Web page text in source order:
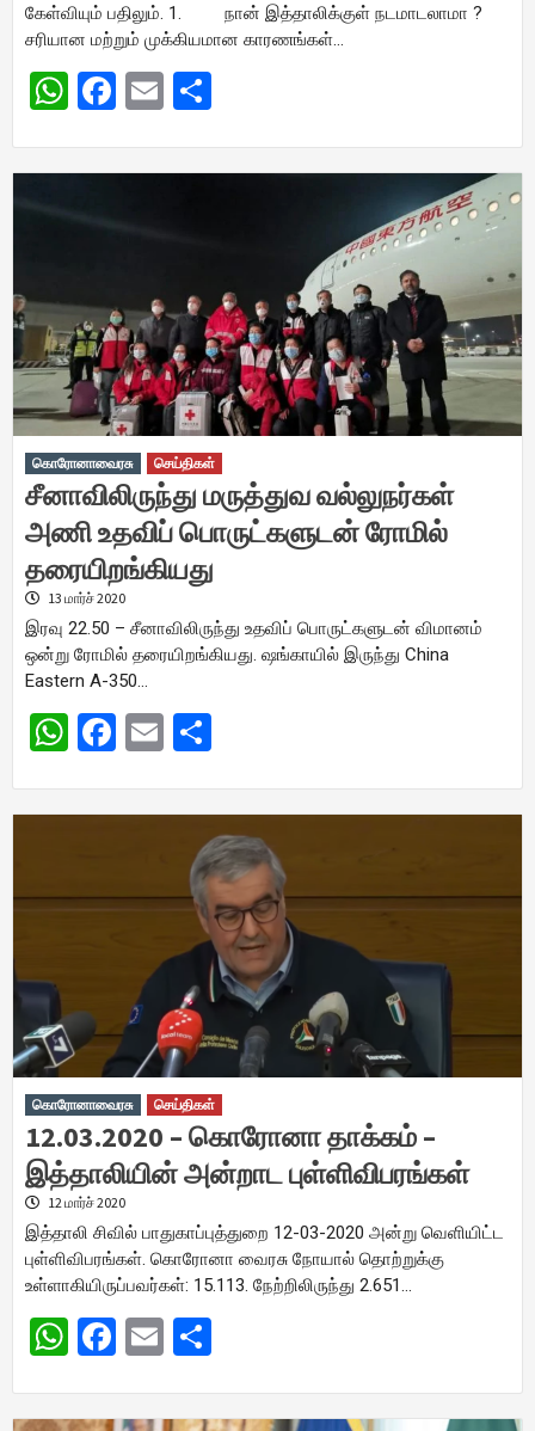
கேள்வியும் பதிலும். 1. நான் இத்தாலிக்குள் நடமாடலாமா ?
சரியான மற்றும் முக்கியமான காரணங்கள்…
WhatsApp
Facebook
Email
கொரோனாவைரசு செய்திகள்
சீனாவிலிருந்து மருத்துவ வல்லுநர்கள்
அணி உதவிப் பொருட்களுடன் ரோமில்
தரையிறங்கியது
13 மார்ச் 2020
இரவு 22.50 – சீனாவிலிருந்து உதவிப் பொருட்களுடன் விமானம்
ஒன்று ரோமில் தரையிறங்கியது. ஷங்காயில் இருந்து China
Eastern A-350…
WhatsApp
Facebook
Email
கொரோனாவைரசு செய்திகள்
12.03.2020 – கொரோனா தாக்கம் –
இத்தாலியின் அன்றாட புள்ளிவிபரங்கள்
12 மார்ச் 2020
இத்தாலி சிவில் பாதுகாப்புத்துறை 12-03-2020 அன்று வெளியிட்ட
புள்ளிவிபரங்கள். கொரோனா வைரசு நோயால் தொற்றுக்கு
உள்ளாகியிருப்பவர்கள்: 15.113. நேற்றிலிருந்து 2.651…
WhatsApp
Facebook
Email